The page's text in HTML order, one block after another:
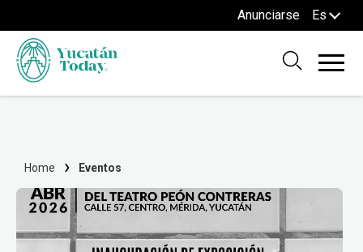
Anunciarse Es
Home Eventos